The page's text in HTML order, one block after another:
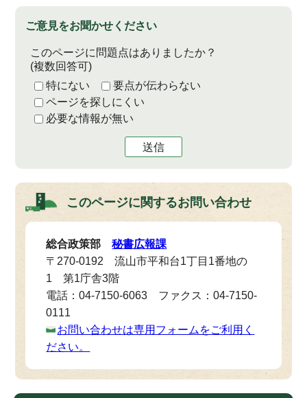
ご意見をお聞かせください
このページに問題点はありましたか？
(複数回答可)
特にない
要点が伝わらない
ページを探しにくい
必要な情報が無い
送信
このページに関するお問い合わせ
総合政策部秘書広報課
〒270-0192 流山市平和台1丁目1番地の
1 第1庁舎3階
電話：04-7150-6063 ファクス：04-7150-
0111
お問い合わせは専用フォームをご利用く
ださい。